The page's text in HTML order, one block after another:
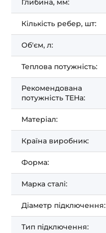
Глибина, мм:
Кількість ребер, шт:
Об'єм, л:
Теплова потужність:
Рекомендована
потужність ТЕНа:
Матеріал:
Країна виробник:
Форма:
Марка сталі:
Діаметр підключення:
Тип підключення: